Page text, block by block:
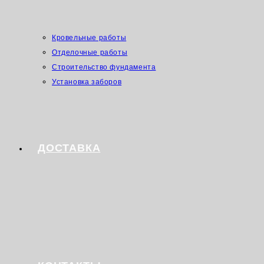
Кровельные работы
Отделочные работы
Строительство фундамента
Установка заборов
ДОСТАВКА